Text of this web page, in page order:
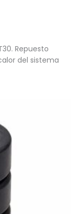
Repuesto
del sistema